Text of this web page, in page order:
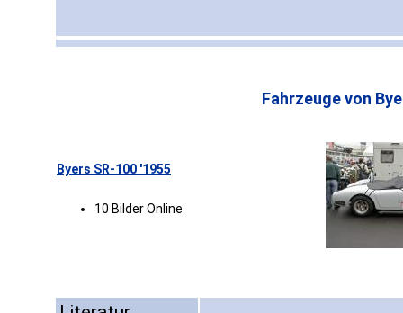
Fahrzeuge von
Byers SR-100 '1955
10 Bilder Online